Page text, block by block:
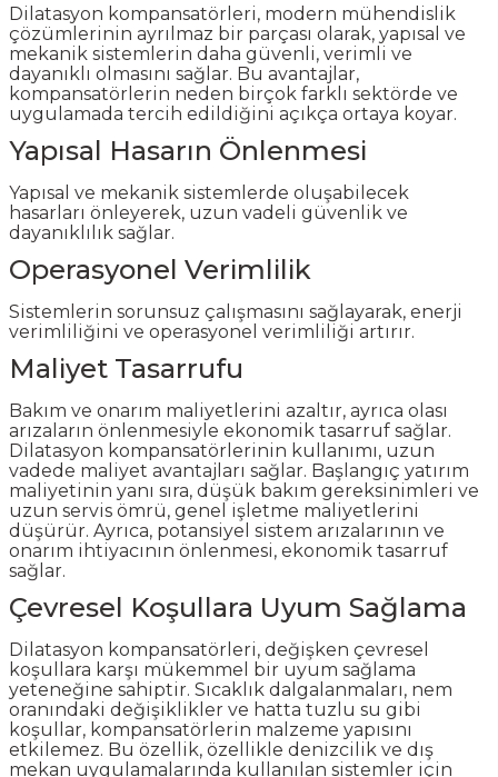
Dilatasyon kompansatörleri, modern mühendislik
çözümlerinin ayrılmaz bir parçası olarak, yapısal ve
mekanik sistemlerin daha güvenli, verimli ve
dayanıklı olmasını sağlar. Bu avantajlar,
kompansatörlerin neden birçok farklı sektörde ve
uygulamada tercih edildiğini açıkça ortaya koyar.
Yapısal Hasarın Önlenmesi
Yapısal ve mekanik sistemlerde oluşabilecek
hasarları önleyerek, uzun vadeli güvenlik ve
dayanıklılık sağlar.
Operasyonel Verimlilik
Sistemlerin sorunsuz çalışmasını sağlayarak, enerji
verimliliğini ve operasyonel verimliliği artırır.
Maliyet Tasarrufu
Bakım ve onarım maliyetlerini azaltır, ayrıca olası
arızaların önlenmesiyle ekonomik tasarruf sağlar.
Dilatasyon kompansatörlerinin kullanımı, uzun
vadede maliyet avantajları sağlar. Başlangıç yatırım
maliyetinin yanı sıra, düşük bakım gereksinimleri ve
uzun servis ömrü, genel işletme maliyetlerini
düşürür. Ayrıca, potansiyel sistem arızalarının ve
onarım ihtiyacının önlenmesi, ekonomik tasarruf
sağlar.
Çevresel Koşullara Uyum Sağlama
Dilatasyon kompansatörleri, değişken çevresel
koşullara karşı mükemmel bir uyum sağlama
yeteneğine sahiptir. Sıcaklık dalgalanmaları, nem
oranındaki değişiklikler ve hatta tuzlu su gibi
koşullar, kompansatörlerin malzeme yapısını
etkilemez. Bu özellik, özellikle denizcilik ve dış
mekan uygulamalarında kullanılan sistemler için